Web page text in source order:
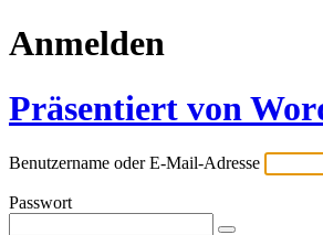
Anmelden
Präsentiert von
Benutzername oder E-Mail-Adresse
Passwort